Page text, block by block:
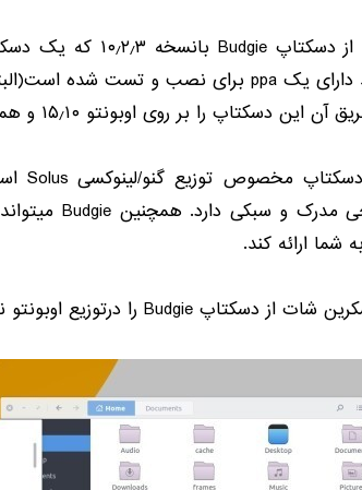
از دسکتاپBudgie بانسخه ۱۰٫۲٫۳ که یک
دارای یکppa برای نصب و تست شده است(
آن این دسکتاپ را بر روی اوبونتو ۱۵٫۱۰ و
مخصوص توزیع گنو/لینوکسی Solus
مدرک و سبکی دارد. همچنینBudgie
شما ارائه کند.
شات از دسکتاپ Budgie را درتوزیع